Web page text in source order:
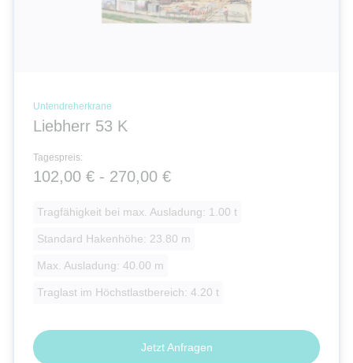
Untendreherkrane
Liebherr 53 K
Tagespreis:
102,00 € - 270,00 €
Tragfähigkeit bei max. Ausladung: 1.00 t
Standard Hakenhöhe: 23.80 m
Max. Ausladung: 40.00 m
Traglast im Höchstlastbereich: 4.20 t
Jetzt Anfragen